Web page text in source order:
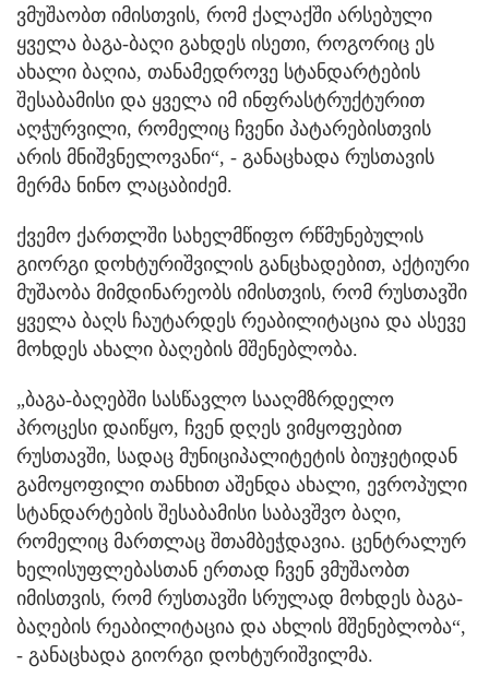
ვმუშაობთ იმისთვის, რომ ქალაქში არსებული
ყველა ბაგა-ბაღი გახდეს ისეთი, როგორიც ეს
ახალი ბაღია, თანამედროვე სტანდარტების
შესაბამისი და ყველა იმ ინფრასტრუქტურით
აღჭურვილი, რომელიც ჩვენი პატარებისთვის
არის მნიშვნელოვანი“, - განაცხადა რუსთავის
მერმა ნინო ლაცაბიძემ.
ქვემო ქართლში სახელმწიფო რწმუნებულის
გიორგი დოხტურიშვილის განცხადებით, აქტიური
მუშაობა მიმდინარეობს იმისთვის, რომ რუსთავში
ყველა ბაღს ჩაუტარდეს რეაბილიტაცია და ასევე
მოხდეს ახალი ბაღების მშენებლობა.
„ბაგა-ბაღებში სასწავლო სააღმზრდელო
პროცესი დაიწყო, ჩვენ დღეს ვიმყოფებით
რუსთავში, სადაც მუნიციპალიტეტის ბიუჯეტიდან
გამოყოფილი თანხით აშენდა ახალი, ევროპული
სტანდარტების შესაბამისი საბავშვო ბაღი,
რომელიც მართლაც შთამბეჭდავია. ცენტრალურ
ხელისუფლებასთან ერთად ჩვენ ვმუშაობთ
იმისთვის, რომ რუსთავში სრულად მოხდეს ბაგა-
ბაღების რეაბილიტაცია და ახლის მშენებლობა“,
- განაცხადა გიორგი დოხტურიშვილმა.